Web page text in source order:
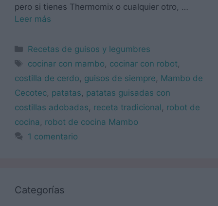
pero si tienes Thermomix o cualquier otro, …
Leer más
Categorías
Recetas de guisos y legumbres
Etiquetas
cocinar con mambo, cocinar con robot,
costilla de cerdo, guisos de siempre, Mambo de
Cecotec, patatas, patatas guisadas con
costillas adobadas, receta tradicional, robot de
cocina , robot de cocina Mambo
1 comentario
Categorías